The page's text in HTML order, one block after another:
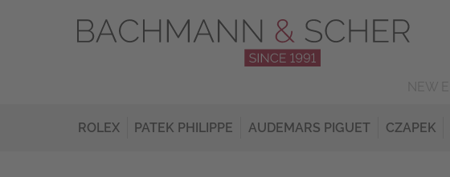
ROLEX PATEK PHILIPPE AUDEMARS PIGUET CZAPEK